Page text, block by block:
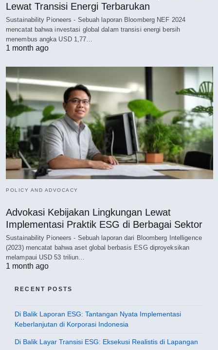
Lewat Transisi Energi Terbarukan
Sustainability Pioneers - Sebuah laporan Bloomberg NEF 2024
mencatat bahwa investasi global dalam transisi energi bersih
menembus angka USD 1,77…
1 month ago
POLICY AND ADVOCACY
Advokasi Kebijakan Lingkungan Lewat
Implementasi Praktik ESG di Berbagai Sektor
Sustainability Pioneers - Sebuah laporan dari Bloomberg Intelligence
(2023) mencatat bahwa aset global berbasis ESG diproyeksikan
melampaui USD 53 triliun…
1 month ago
RECENT POSTS
Di Balik Laporan ESG: Tantangan Nyata Implementasi
Keberlanjutan di Korporasi Indonesia
Di Balik Layar Transisi ESG: Eksekusi Realistis di Lapangan